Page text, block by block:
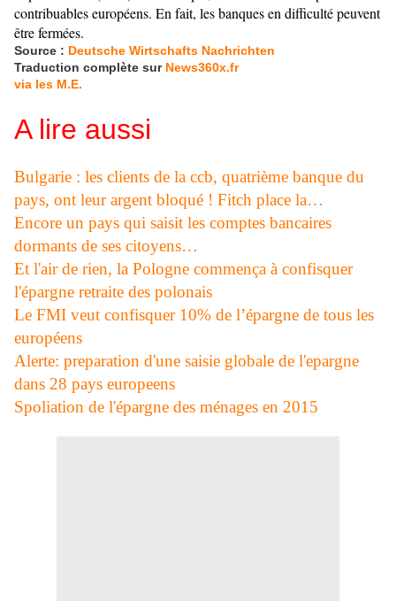
contribuables européens. En fait, les banques en difficulté peuvent
être fermées.
Source : Deutsche Wirtschafts Nachrichten
Traduction complète sur News360x.fr
via les M.E.
A lire aussi
Bulgarie : les clients de la ccb, quatrième banque du
pays, ont leur argent bloqué ! Fitch place la…
Encore un pays qui saisit les comptes bancaires
dormants de ses citoyens…
Et l'air de rien, la Pologne commença à confisquer
l'épargne retraite des polonais
Le FMI veut confisquer 10% de l’épargne de tous les
européens
Alerte: preparation d'une saisie globale de l'epargne
dans 28 pays europeens
Spoliation de l'épargne des ménages en 2015